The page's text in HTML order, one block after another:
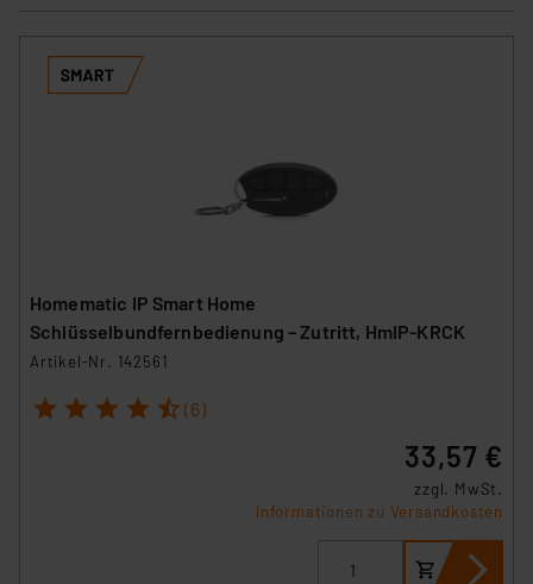
Homematic IP Smart Home
Schlüsselbundfernbedienung – Zutritt, HmIP-KRCK
Artikel-Nr. 142561
1 2 3 4 5 (6)
33,57 €
zzgl. MwSt.
Informationen zu Versandkosten